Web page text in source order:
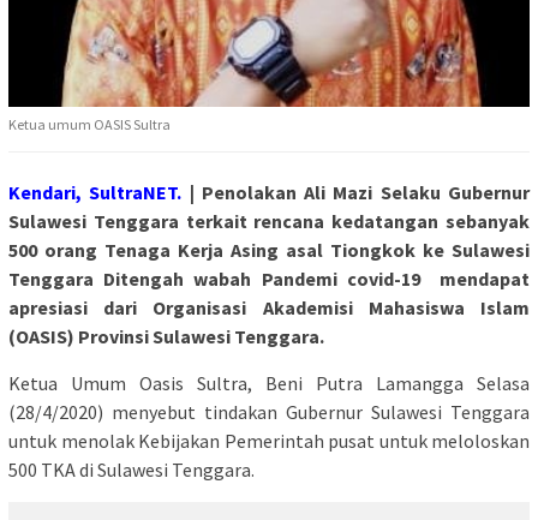
Ketua umum OASIS Sultra
Kendari, SultraNET. | Penolakan Ali Mazi Selaku Gubernur
Sulawesi Tenggara terkait rencana kedatangan sebanyak
500 orang Tenaga Kerja Asing asal Tiongkok ke Sulawesi
Tenggara Ditengah wabah Pandemi covid-19 mendapat
apresiasi dari Organisasi Akademisi Mahasiswa Islam
(OASIS) Provinsi Sulawesi Tenggara.
Ketua Umum Oasis Sultra, Beni Putra Lamangga Selasa
(28/4/2020) menyebut tindakan Gubernur Sulawesi Tenggara
untuk menolak Kebijakan Pemerintah pusat untuk meloloskan
500 TKA di Sulawesi Tenggara.